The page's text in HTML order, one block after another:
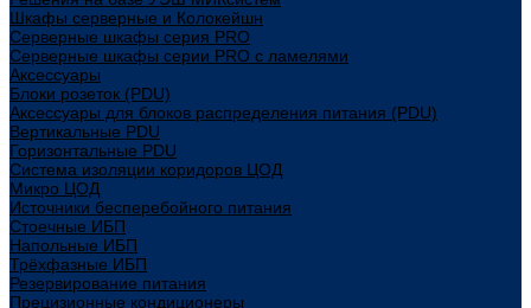
Шкафы серверные и Колокейшн
Серверные шкафы серия PRO
Серверные шкафы серии PRO с ламелями
Аксессуары
Блоки розеток (PDU)
Аксессуары для блоков распределения питания (PDU)
Вертикальные PDU
Горизонтальные PDU
Система изоляции коридоров ЦОД
Микро ЦОД
Источники бесперебойного питания
Стоечные ИБП
Напольные ИБП
Трёхфазные ИБП
Резервирование питания
Прецизионные кондиционеры